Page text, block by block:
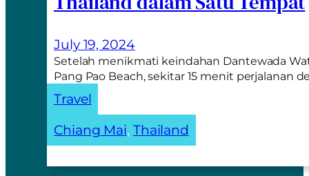
July 19, 2024
Setelah menikmati keindahan Dantewada
Pang Pao Beach, sekitar 15 menit perjalanan
Travel
Chiang Mai, Thailand